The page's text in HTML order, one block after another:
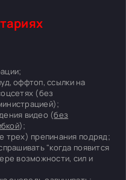
оффтоп, ссылки на
(без
видео (без
);
трех) препинания подряд;
"когда появится
возможности, сил и